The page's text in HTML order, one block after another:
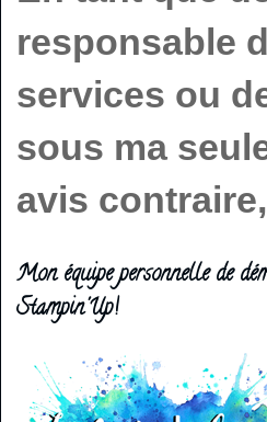
responsable
services ou
sous ma
avis
Mon équipe personnelle de
Stampin'Up!